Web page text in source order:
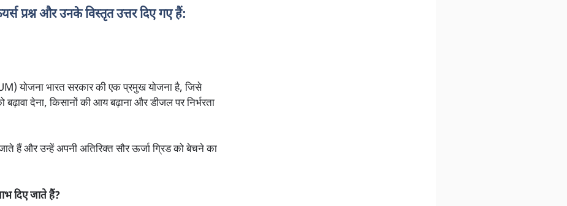
प्रश्न और उनके विस्तृत उत्तर दिए गए हैं:
योजना भारत सरकार की एक प्रमुख योजना है, जिसे
देना, किसानों की आय बढ़ाना और डीजल पर निर्भरता
हैं और उन्हें अपनी अतिरिक्त सौर ऊर्जा ग्रिड को बेचने का
दिए जाते हैं?